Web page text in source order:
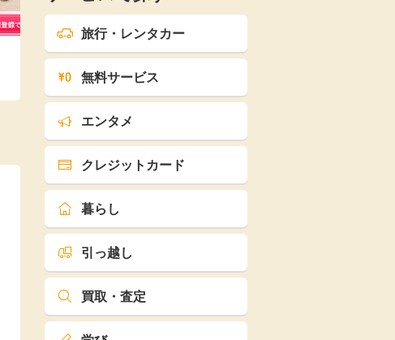
旅行・レンタカー
無料サービス
エンタメ
クレジットカード
暮らし
引っ越し
買取・査定